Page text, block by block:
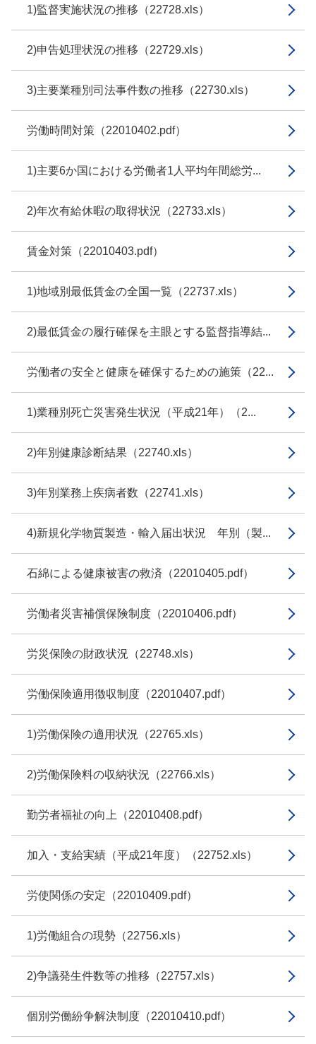
1)監督実施状況の推移（22728.xls）
2)申告処理状況の推移（22729.xls）
3)主要業種別司法事件数の推移（22730.xls）
労働時間対策（22010402.pdf）
1)主要6か国における労働者1人平均年間総労...
2)年次有給休暇の取得状況（22733.xls）
賃金対策（22010403.pdf）
1)地域別最低賃金の全国一覧（22737.xls）
2)最低賃金の履行確保を主眼とする監督指導結...
労働者の安全と健康を確保するための施策（22...
1)業種別死亡災害発生状況（平成21年）（2...
2)年別健康診断結果（22740.xls）
3)年別業務上疾病者数（22741.xls）
4)新規化学物質製造・輸入届出状況 年別（製...
石綿による健康被害の救済（22010405.pdf）
労働者災害補償保険制度（22010406.pdf）
労災保険の財政状況（22748.xls）
労働保険適用徴収制度（22010407.pdf）
1)労働保険の適用状況（22765.xls）
2)労働保険料の収納状況（22766.xls）
勤労者福祉の向上（22010408.pdf）
加入・支給実績（平成21年度）（22752.xls）
労使関係の安定（22010409.pdf）
1)労働組合の現勢（22756.xls）
2)争議発生件数等の推移（22757.xls）
個別労働紛争解決制度（22010410.pdf）